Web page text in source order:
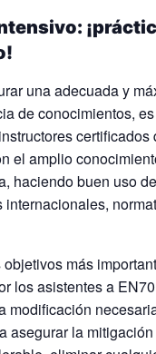
una adecuada y
de conocimientos,
certificados
el amplio
haciendo buen uso
internacionales,
más
los asistentes a
modificación
asegurar la